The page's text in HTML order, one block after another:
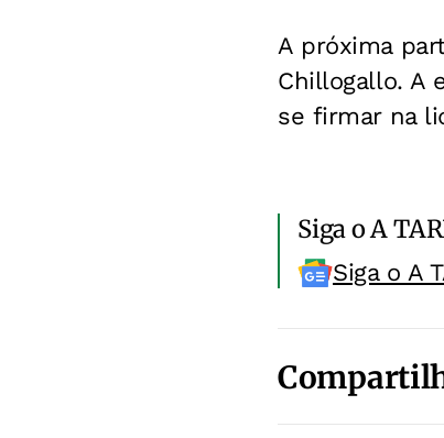
A próxima
Chillogallo. A
se firmar na
Siga o A
Siga o A